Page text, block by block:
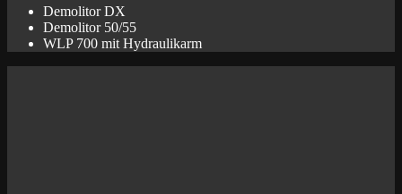
Demolitor DX
Demolitor 50/55
WLP 700 mit Hydraulikarm